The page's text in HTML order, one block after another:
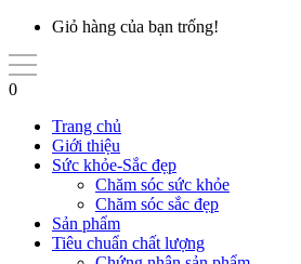
Giỏ hàng của bạn trống!
0
Trang chủ
Giới thiệu
Sức khỏe-Sắc đẹp
Chăm sóc sức khỏe
Chăm sóc sắc đẹp
Sản phẩm
Tiêu chuẩn chất lượng